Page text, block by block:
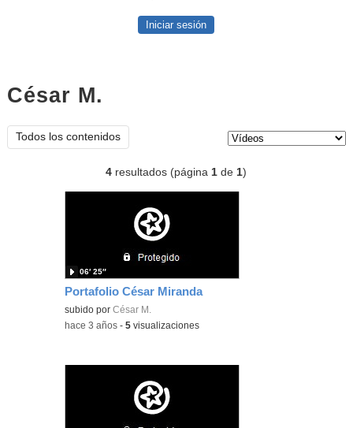
Iniciar sesión
César M.
Todos los contenidos
4 resultados (página1 de1)
Portafolio César Miranda
subido porCésar M.
06′ 25″
-hace 3 años -5 visualizaciones